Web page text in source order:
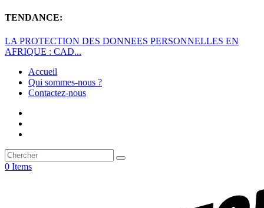
TENDANCE:
LA PROTECTION DES DONNEES PERSONNELLES EN
AFRIQUE : CAD...
Accueil
Qui sommes-nous ?
Contactez-nous
0 Items